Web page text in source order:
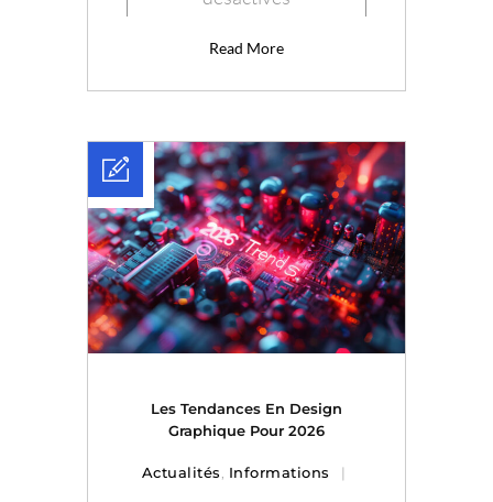
Read More
Les Tendances En Design
Graphique Pour 2026
Actualités Informations